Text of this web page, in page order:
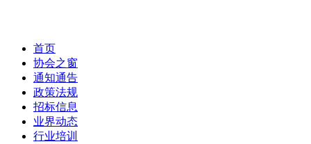
首页
协会之窗
通知通告
政策法规
招标信息
业界动态
行业培训